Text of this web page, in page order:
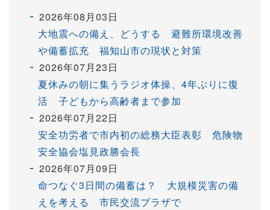
2026年08月03日
大地震への備え、どうする 避難所環境改善
や備蓄拡充 福知山市の現状と対策
2026年07月23日
夏休みの朝に集うラジオ体操、4年ぶりに復
活 子どもから高齢者まで参加
2026年07月22日
安全功労者で市内初の総務大臣表彰 危険物
安全協会塩見政勝会長
2026年07月09日
命つなぐ3日間の備蓄は？ 大規模災害の備
えを考える 市民交流プラザで